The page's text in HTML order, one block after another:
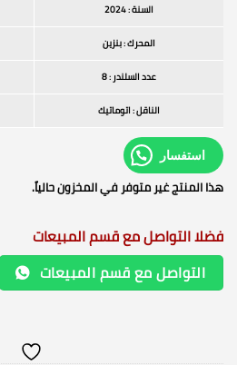
السنة : 2024
المحرك : بنزين
عدد السلندر : 8
الناقل : اتوماتيك
استفسار
هذا المنتج غير متوفر في المخزون حالياً.
فضلا التواصل مع قسم المبيعات
التواصل مع قسم المبيعات